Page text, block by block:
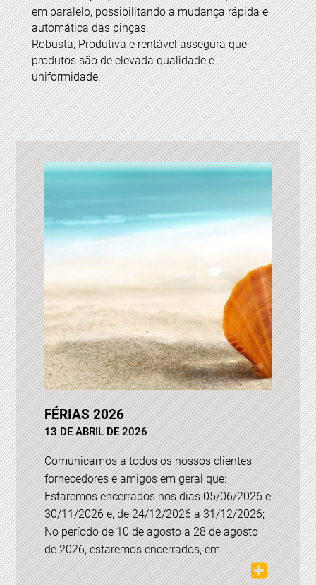
em paralelo, possibilitando a mudança rápida e
automática das pinças.
Robusta, Produtiva e rentável assegura que
produtos são de elevada qualidade e
uniformidade.
FÉRIAS 2026
13 DE ABRIL DE 2026
Comunicamos a todos os nossos clientes,
fornecedores e amigos em geral que:
Estaremos encerrados nos dias 05/06/2026 e
30/11/2026 e, de 24/12/2026 a 31/12/2026;
No período de 10 de agosto a 28 de agosto
de 2026, estaremos encerrados, em ...